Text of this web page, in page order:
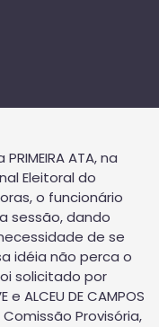
ATA, na
Eleitoral do
o funcionário
sessão, dando
de se
idéia não perca o
solicitado por
e ALCEU DE CAMPOS
Comissão Provisória,